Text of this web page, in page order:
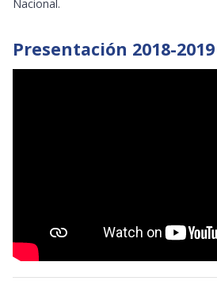
Nacional.
Presentación 2018-2019